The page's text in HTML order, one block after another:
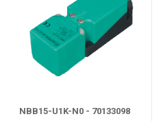
NBB15-U1K-N0 - 70133098